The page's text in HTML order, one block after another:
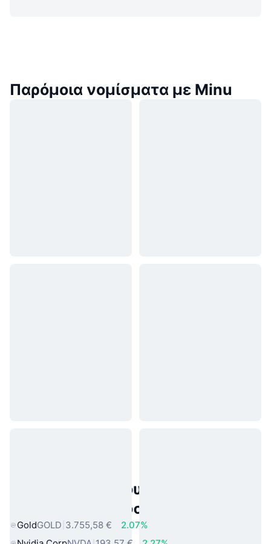
Παρόμοια νομίσματα με Minu
Δημοφιλή περιουσιακά στοιχεία
πραγματικού κόσμου
GoldGOLD 3.755,58 €
2.07%